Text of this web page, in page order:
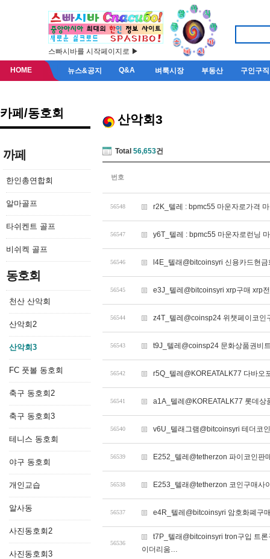
스빠시바를 시작페이지로 ▶
HOME 뉴스&공지 Q&A 벼룩시장 부동산 구인구직
카페/동호회
까페
한인총연합회
알마골프
타쉬켄트 골프
비쉬켁 골프
동호회
천산 산악회
산악회2
산악회3
FC 풋볼 동호회
축구 동호회2
축구 동호회3
테니스 동호회
야구 동호회
개인교습
알사동
사진동호회2
사진동호회3
산악회3
Total 56,653건
번호
56548 r2K_텔레 : bpmc55 마운자로가격
56547 y6T_텔레 : bpmc55 마운자로런닝
56546 l4E_텔래@bitcoinsyri 신용카드현
56545 e3J_텔레@bitcoinsyri xrp구매 xrp
56544 z4T_텔레@coinsp24 위챗페이코인
56543 t9J_텔레@coinsp24 문화상품권비
56542 r5Q_텔레@KOREATALK77 다바오
56541 a1A_텔레@KOREATALK77 롯데상
56540 v6U_텔래그램@bitcoinsyri 테더코
56539 E252_텔레@tetherzon 파이코인판
56538 E253_텔래@tetherzon 코인구매사
56537 e4R_텔레@bitcoinsyri 암호화폐구
56536
t7P_텔래@bitcoinsyri tron구입 트
이더리움…